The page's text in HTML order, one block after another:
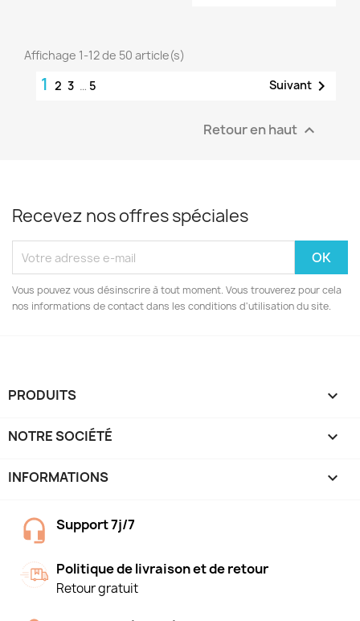
Affichage 1-12 de 50 article(s)
1 2 3 … 5 Suivant 
Retour en haut 
Recevez nos offres spéciales
Vous pouvez vous désinscrire à tout moment. Vous trouverez pour cela
nos informations de contact dans les conditions d'utilisation du site.
PRODUITS 
NOTRE SOCIÉTÉ 
INFORMATIONS keyboard_arrow_down
Support 7j/7
Politique de livraison et de retour
Retour gratuit